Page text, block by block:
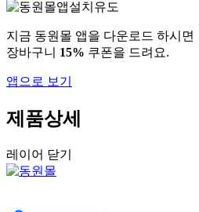
지금 동원몰 앱을 다운로드 하시면
장바구니 15% 쿠폰을 드려요.
앱으로 보기
제품상세
레이어 닫기